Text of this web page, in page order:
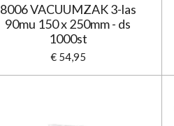
8006 VACUUMZAK 3-las
90mu 150 x 250mm - ds
1000st
€ 54,95